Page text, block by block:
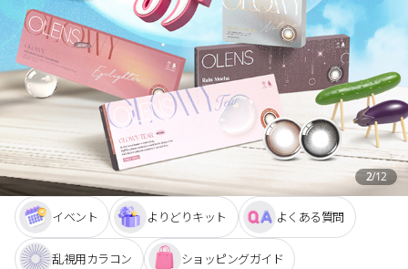
グレー
ブラック
ヘーゼル
グリーン
ブルー
ピンク
乱視用
ハロウィンカラコン
ケア用品
レビュー
2/12
イベント よりどりキット よくある質問
乱視用カラコン ショッピングガイド